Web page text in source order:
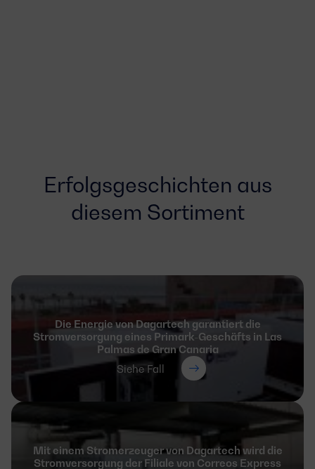
Erfolgsgeschichten aus
diesem Sortiment
Die Energie von Dagartech garantiert die
Stromversorgung eines Primark-Geschäfts in Las
Palmas de Gran Canaria
Siehe Fall
Mit einem Stromerzeuger von Dagartech wird die
Stromversorgung der Filiale von Correos Express